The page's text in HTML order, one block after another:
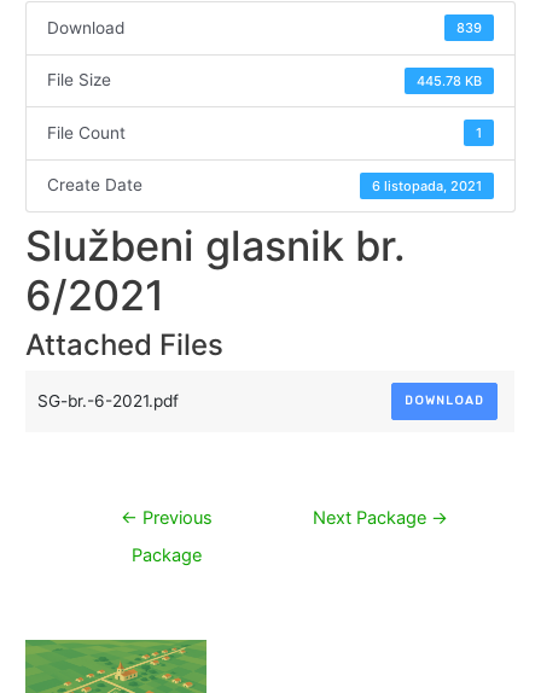
Download 839
File Size 445.78 KB
File Count 1
Create Date 6 listopada, 2021
Službeni glasnik br.
6/2021
Attached Files
SG-br.-6-2021.pdf DOWNLOAD
Navigacija
← Previous
Package
Next Package →